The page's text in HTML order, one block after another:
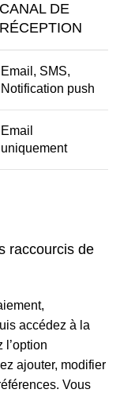
CANAL DE
RÉCEPTION
Email, SMS,
Notification push
Email
uniquement
raccourcis de
accédez à la
l’option
ajouter, modifier
Vous